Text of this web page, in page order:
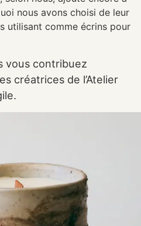
nous avons choisi de leur
utilisant comme écrins pour
vous contribuez
créatrices de l’Atelier